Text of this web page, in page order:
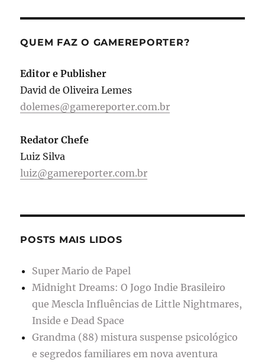
QUEM FAZ O GAMEREPORTER?
Editor e Publisher
David de Oliveira Lemes
dolemes@gamereporter.com.br
Redator Chefe
Luiz Silva
luiz@gamereporter.com.br
POSTS MAIS LIDOS
Super Mario de Papel
Midnight Dreams: O Jogo Indie Brasileiro
que Mescla Influências de Little Nightmares,
Inside e Dead Space
Grandma (88) mistura suspense psicológico
e segredos familiares em nova aventura